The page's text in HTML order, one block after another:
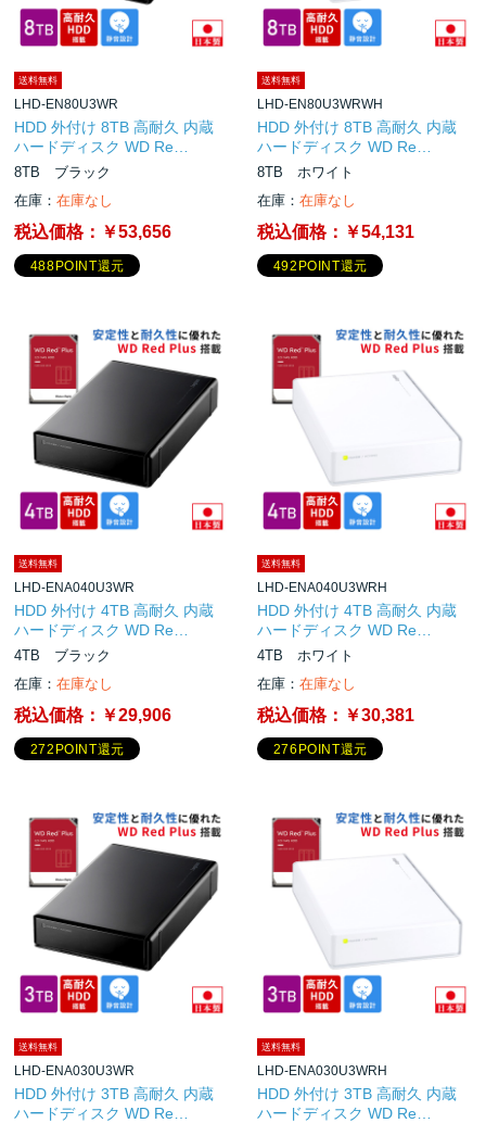
送料無料
LHD-EN80U3WR
HDD 外付け 8TB 高耐久 内蔵
ハードディスク WD Re…
8TB ブラック
在庫：在庫なし
税込価格： ￥53,656
488POINT還元
送料無料
LHD-EN80U3WRWH
HDD 外付け 8TB 高耐久 内蔵
ハードディスク WD Re…
8TB ホワイト
在庫：在庫なし
税込価格： ￥54,131
492POINT還元
送料無料
LHD-ENA040U3WR
HDD 外付け 4TB 高耐久 内蔵
ハードディスク WD Re…
4TB ブラック
在庫：在庫なし
税込価格： ￥29,906
272POINT還元
送料無料
LHD-ENA040U3WRH
HDD 外付け 4TB 高耐久 内蔵
ハードディスク WD Re…
4TB ホワイト
在庫：在庫なし
税込価格： ￥30,381
276POINT還元
送料無料
LHD-ENA030U3WR
HDD 外付け 3TB 高耐久 内蔵
ハードディスク WD Re…
送料無料
LHD-ENA030U3WRH
HDD 外付け 3TB 高耐久 内蔵
ハードディスク WD Re…